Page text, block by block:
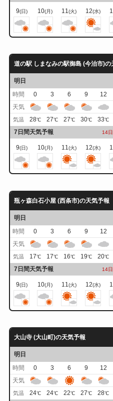
9(日) 10(月) 11(火) 12(水)
道の駅 しまなみの駅御島 (今治市)の
明日
時間
0 3 6 9 12
天気
気温 28℃ 27℃ 27℃ 30℃ 33℃
7日間天気予報 14
9(日) 10(月) 11(火) 12(水)
瓶ヶ森白石小屋 (西条市)の天気予報
明日
時間
0 3 6 9 12
天気
気温 17℃ 17℃ 16℃ 19℃ 20℃
7日間天気予報 14
9(日) 10(月) 11 (火) 12(水)
大山寺 (大山町)の天気予報
明日
時間
0 3 6 9 12
天気
気温 24℃ 24℃ 22℃ 27℃ 28℃